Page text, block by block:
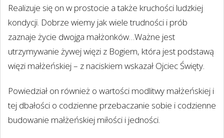
Realizuje się on w prostocie a także kruchości ludzkiej
kondycji. Dobrze wiemy jak wiele trudności i prób
zaznaje życie dwojga małżonków…Ważne jest
utrzymywanie żywej więzi z Bogiem, która jest podstawą
więzi małżeńskiej – z naciskiem wskazał Ojciec Święty.
Powiedział on również o wartości modlitwy małżeńskiej i
tej dbałości o codzienne przebaczanie sobie i codzienne
budowanie małżeńskiej miłości i jedności.